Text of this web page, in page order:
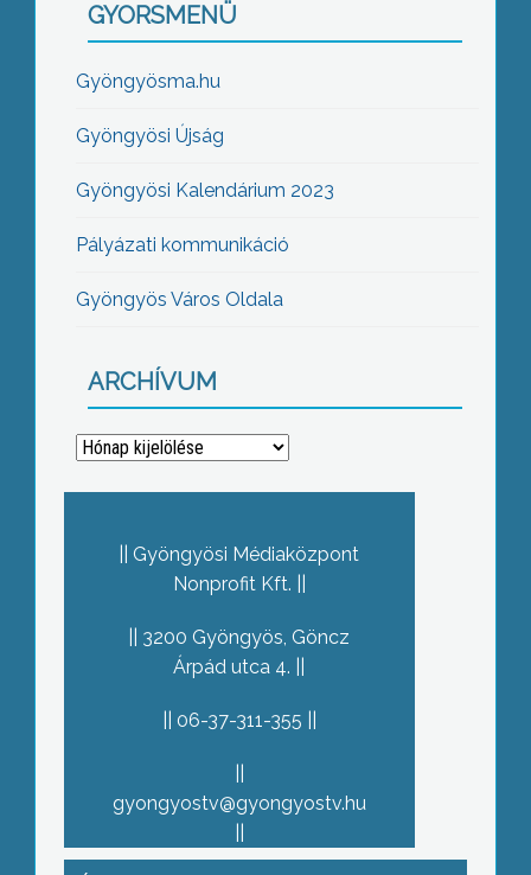
GYORSMENÜ
Gyöngyösma.hu
Gyöngyösi Újság
Gyöngyösi Kalendárium 2023
Pályázati kommunikáció
Gyöngyös Város Oldala
ARCHÍVUM
Archívum
Gyöngyösi Médiaközpont
Nonprofit Kft.
3200 Gyöngyös, Göncz
Árpád utca 4.
06-37-311-355
gyongyostv@gyongyostv.hu